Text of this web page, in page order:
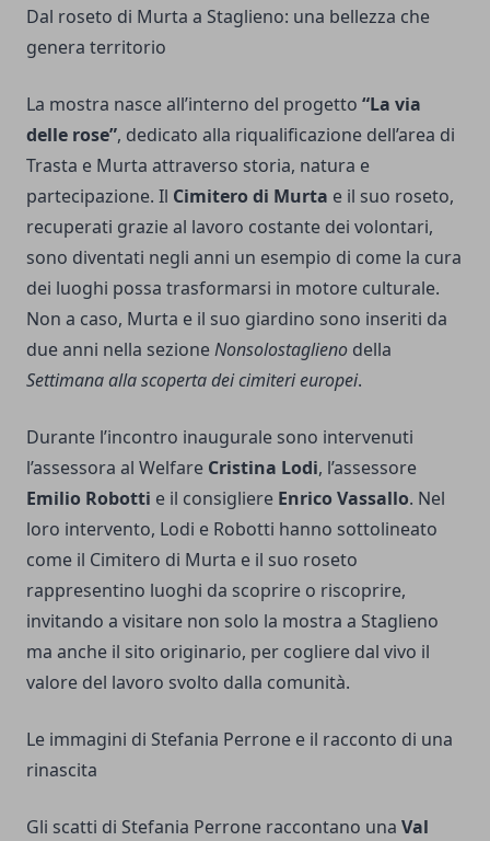
Dal roseto di Murta a Staglieno: una bellezza che
genera territorio
La mostra nasce all’interno del progetto “La via
delle rose”, dedicato alla riqualificazione dell’area di
Trasta e Murta attraverso storia, natura e
partecipazione. Il Cimitero di Murta e il suo roseto,
recuperati grazie al lavoro costante dei volontari,
sono diventati negli anni un esempio di come la cura
dei luoghi possa trasformarsi in motore culturale.
Non a caso, Murta e il suo giardino sono inseriti da
due anni nella sezioneNonsolostaglieno della
Settimana alla scoperta dei cimiteri europei.
Durante l’incontro inaugurale sono intervenuti
l’assessora al Welfare Cristina Lodi, l’assessore
Emilio Robotti e il consigliere Enrico Vassallo. Nel
loro intervento, Lodi e Robotti hanno sottolineato
come il Cimitero di Murta e il suo roseto
rappresentino luoghi da scoprire o riscoprire,
invitando a visitare non solo la mostra a Staglieno
ma anche il sito originario, per cogliere dal vivo il
valore del lavoro svolto dalla comunità.
Le immagini di Stefania Perrone e il racconto di una
rinascita
Gli scatti di Stefania Perrone raccontano una Val